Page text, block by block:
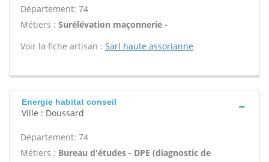
Département: 74
Métiers : Surélévation maçonnerie -
Voir la fiche artisan : Sarl haute assorianne
Energie habitat conseil
Ville : Doussard
Département: 74
Métiers : Bureau d'études - DPE (diagnostic de